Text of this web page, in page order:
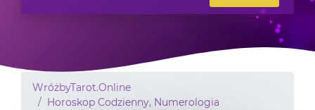
WróżbyTarot.Online
Horoskop Codzienny, Numerologia